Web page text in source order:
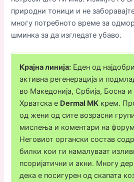
природни тоници и не
многу потребното време за
шминка за да изгледате убаво.
Крајна линија: Еден од
активна регенерација и
во Македонија, Србија, Босна
Хрватска е Dermal MK крем.
од жени од сите возрасни
мислења и коментари на
Неговиот органски состав
билки кои ги намалуваат
псоријатични и акни. Многу
дека е посигурен од скапата